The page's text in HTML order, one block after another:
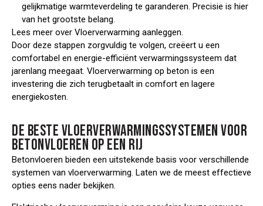
gelijkmatige warmteverdeling te garanderen. Precisie is hier
van het grootste belang.
Lees meer over Vloerverwarming aanleggen
Door deze stappen zorgvuldig te volgen, creëert u een
comfortabel en energie-efficiënt verwarmingssysteem dat
jarenlang meegaat. Vloerverwarming op beton is een
investering die zich terugbetaalt in comfort en lagere
energiekosten.
DE BESTE VLOERVERWARMINGSSYSTEMEN VOOR
BETONVLOEREN OP EEN RIJ
Betonvloeren bieden een uitstekende basis voor verschillende
systemen van vloerverwarming. Laten we de meest effectieve
opties eens nader bekijken.